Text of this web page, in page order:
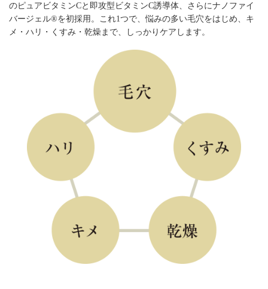
のピュアビタミンCと即攻型ビタミンC誘導体、さらにナノファイ
バージェル®を初採用。これ1つで、悩みの多い毛穴をはじめ、キ
メ・ハリ・くすみ・乾燥まで、しっかりケアします。